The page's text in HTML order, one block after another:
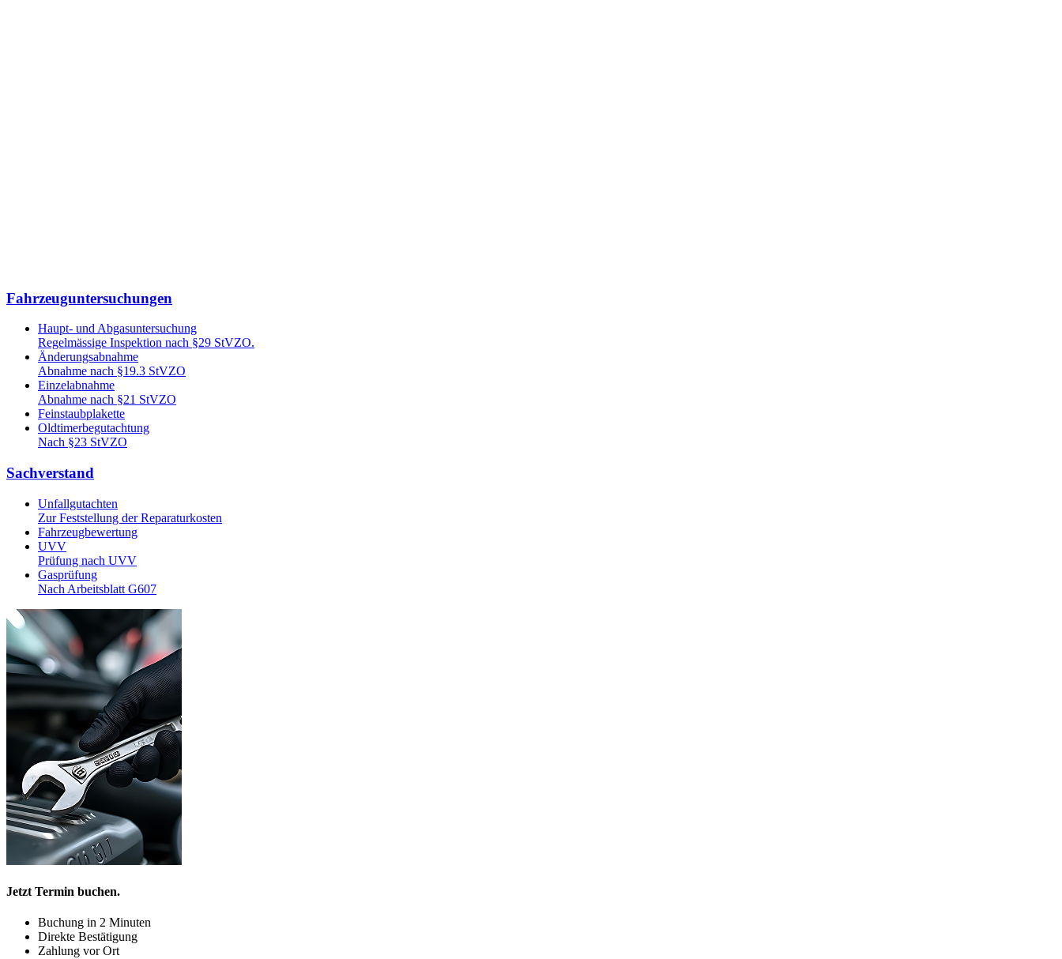
Fahrzeuguntersuchungen
Haupt- und Abgasuntersuchung
Regelmässige Inspektion nach §29 StVZO.
Änderungsabnahme
Abnahme nach §19.3 StVZO
Einzelabnahme
Abnahme nach §21 StVZO
Feinstaubplakette
Oldtimerbegutachtung
Nach §23 StVZO
Sachverstand
Unfallgutachten
Zur Feststellung der Reparaturkosten
Fahrzeugbewertung
UVV
Prüfung nach UVV
Gasprüfung
Nach Arbeitsblatt G607
Jetzt Termin buchen.
Buchung in 2 Minuten
Direkte Bestätigung
Zahlung vor Ort